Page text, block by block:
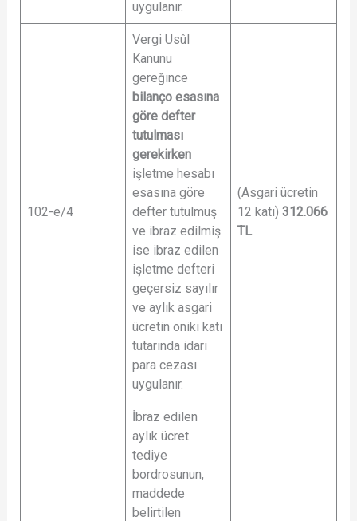
uygulanır.
102-e/4
Vergi Usûl
Kanunu
gereğince
bilanço esasına
göre defter
tutulması
gerekirken
işletme hesabı
esasına göre
defter tutulmuş
ve ibraz edilmiş
ise ibraz edilen
işletme defteri
geçersiz sayılır
ve aylık asgari
ücretin oniki katı
tutarında idari
para cezası
uygulanır.
(Asgari ücretin
12 katı) 312.066
TL
İbraz edilen
aylık ücret
tediye
bordrosunun,
maddede
belirtilen